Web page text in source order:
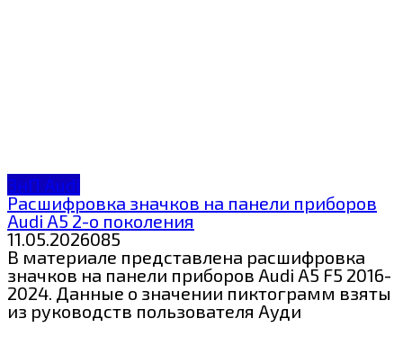
ЗнП Audi
Расшифровка значков на панели приборов
Audi A5 2-о поколения
11.05.2026085
В материале представлена расшифровка
значков на панели приборов Audi A5 F5 2016-
2024. Данные о значении пиктограмм взяты
из руководств пользователя Ауди